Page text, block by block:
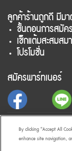
ลูกค้าร้านถูกดี มีม
ขั้นตอนการสมัค
เช็กแต้มสะสมสม
โปรโมชั่น
สมัครพาร์ทเนอร์
By clicking “Accept All
enhance site navigation,